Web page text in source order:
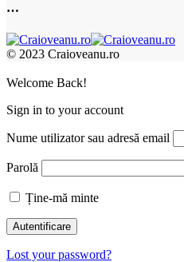
…
© 2023 Craioveanu.ro
Welcome Back!
Sign in to your account
Nume utilizator sau adresă email
Parolă
Ține-mă minte
Lost your password?